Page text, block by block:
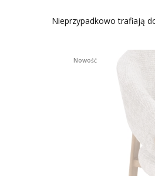
Nieprzypadkowo trafiają
Nowość